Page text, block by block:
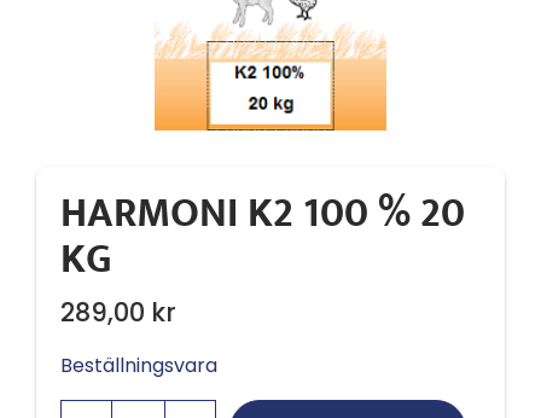
HARMONI K2 100 % 20
KG
289,00 kr
Beställningsvara